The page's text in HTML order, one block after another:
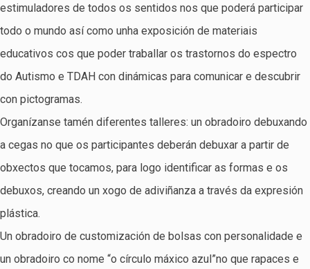
estimuladores de todos os sentidos nos que poderá participar
todo o mundo así como unha exposición de materiais
educativos cos que poder traballar os trastornos do espectro
do Autismo e TDAH con dinámicas para comunicar e descubrir
con pictogramas.
Organízanse tamén diferentes talleres: un obradoiro debuxando
a cegas no que os participantes deberán debuxar a partir de
obxectos que tocamos, para logo identificar as formas e os
debuxos, creando un xogo de adiviñanza a través da expresión
plástica.
Un obradoiro de customización de bolsas con personalidade e
un obradoiro co nome “o círculo máxico azul”no que rapaces e